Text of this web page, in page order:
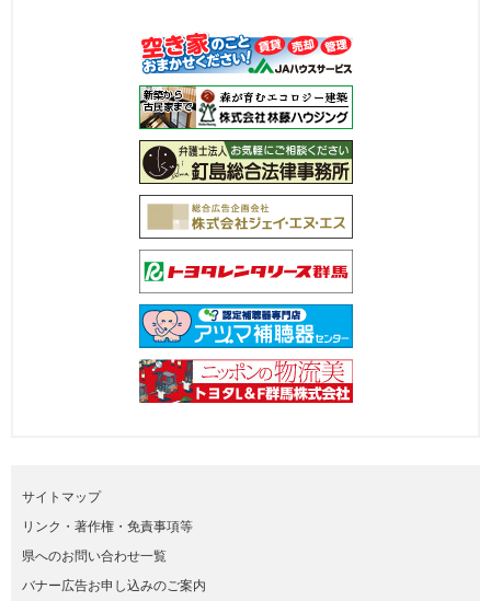
サイトマップ
リンク・著作権・免責事項等
県へのお問い合わせ一覧
バナー広告お申し込みのご案内